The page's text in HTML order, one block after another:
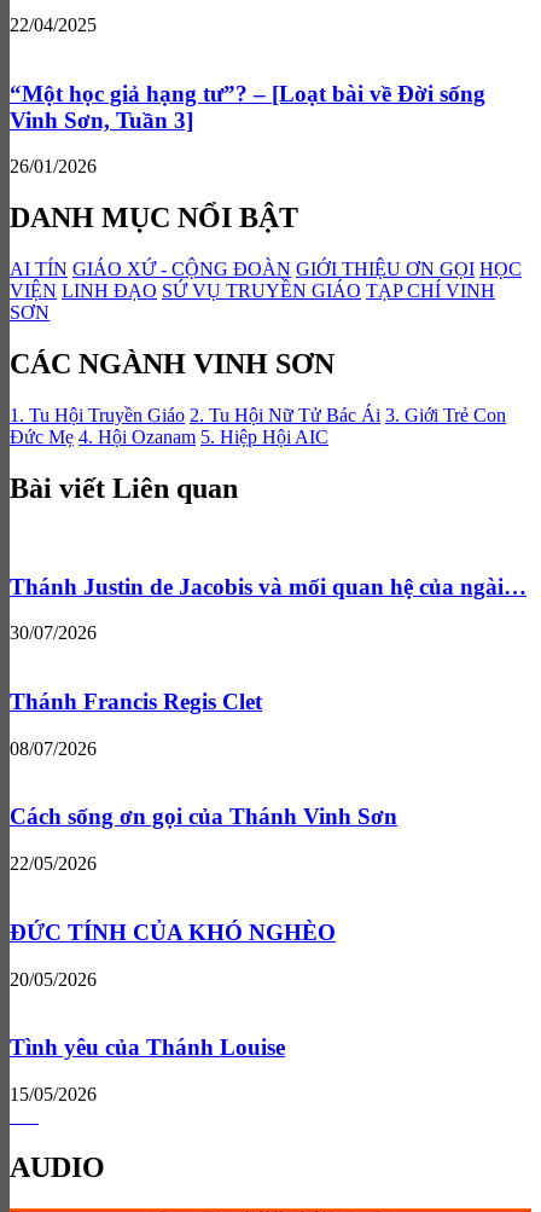
22/04/2025
“Một học giả hạng tư”? – [Loạt bài về Đời sống
Vinh Sơn, Tuần 3]
26/01/2026
DANH MỤC NỔI BẬT
AI TÍN GIÁO XỨ - CỘNG ĐOÀN GIỚI THIỆU ƠN GỌI HỌC
VIỆN LINH ĐẠO SỨ VỤ TRUYỀN GIÁO TẠP CHÍ VINH
SƠN
CÁC NGÀNH VINH SƠN
1. Tu Hội Truyền Giáo 2. Tu Hội Nữ Tử Bác Ái 3. Giới Trẻ Con
Đức Mẹ 4. Hội Ozanam 5. Hiệp Hội AIC
Bài viết Liên quan
Thánh Justin de Jacobis và mối quan hệ của ngài…
30/07/2026
Thánh Francis Regis Clet
08/07/2026
Cách sống ơn gọi của Thánh Vinh Sơn
22/05/2026
ĐỨC TÍNH CỦA KHÓ NGHÈO
20/05/2026
Tình yêu của Thánh Louise
15/05/2026
AUDIO